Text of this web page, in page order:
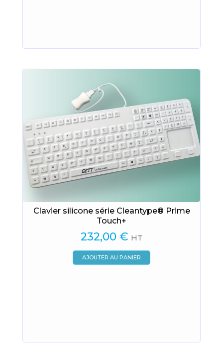
Clavier silicone série Cleantype® Prime
Touch+
232,00 € HT
AJOUTER AU PANIER